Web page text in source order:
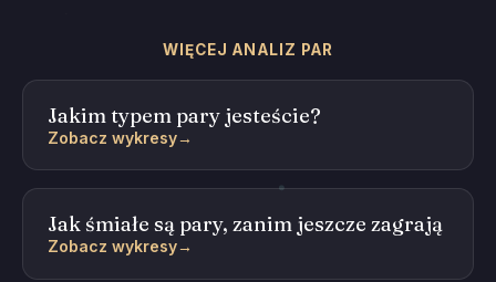
WIĘCEJ ANALIZ PAR
Jakim typem pary jesteście?
Zobacz wykresy→
Jak śmiałe są pary, zanim jeszcze zagrają
Zobacz wykresy→